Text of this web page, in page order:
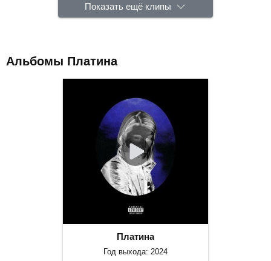
Показать ещё клипы
Альбомы Платина
Платина
Год выхода: 2024